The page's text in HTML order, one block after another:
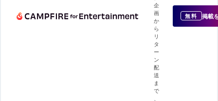
企
画
か
ら
リ
タ
ー
ン
配
送
ま
で
無料 掲載